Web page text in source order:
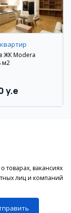
ЖК Modera
м2
y.e
товарах, вакансиях
лиц и компаний